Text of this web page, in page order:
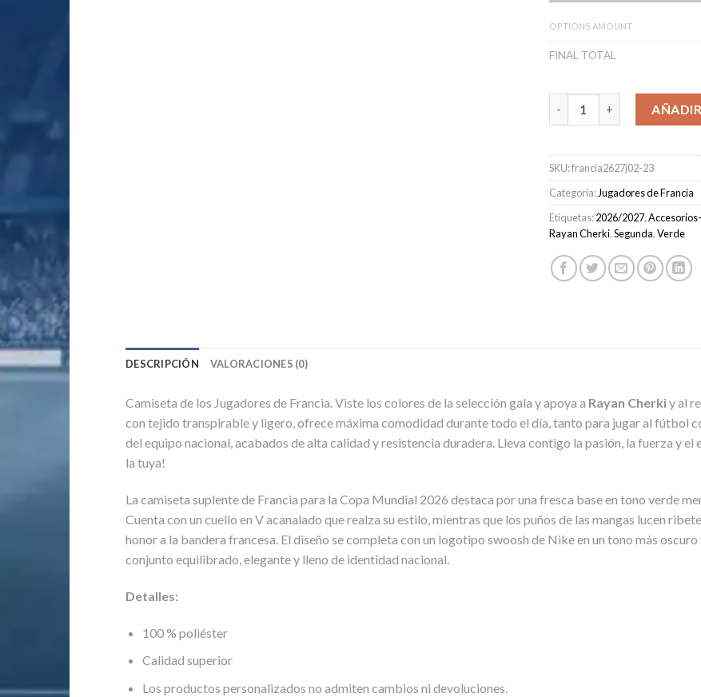
OPTIONS AMOUNT
FINAL TOTAL
Camiseta Francia Segunda
SKU:francia2627j02-23
Categoría: Jugadores de Francia
Etiquetas:2026/2027,
Rayan Cherki,Segunda,Verde
DESCRIPCIÓN VALORACIONES (0)
Camiseta de los Jugadores de Francia. Viste los colores de la selección gala y apoya a Rayan Cherkiy al
con tejido transpirable y ligero, ofrece máxima comodidad durante todo el día, tanto para jugar al fútbol
del equipo nacional, acabados de alta calidad y resistencia duradera. Lleva contigo la pasión, la fuerza y el
la tuya!
La camiseta suplente de Francia para la Copa Mundial 2026 destaca por una fresca base en tono verde
Cuenta con un cuello en V acanalado que realza su estilo, mientras que los puños de las mangas lucen
honor a la bandera francesa. El diseño se completa con un logotipo swoosh de Nike en un tono más
conjunto equilibrado, elegante y lleno de identidad nacional.
Detalles:
100 % poliéster
Calidad superior
Los productos personalizados no admiten cambios ni devoluciones.